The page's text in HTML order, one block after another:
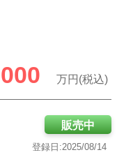
万円(税込)
登録日:2025/08/14
販売中